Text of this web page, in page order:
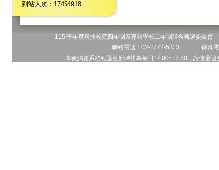
到站人次：17454918
115 學年度科技校院四年制及專科學校二年制聯合甄選委員
聯絡電話：02-2772-5333 傳真
本會網路系統維護更新時間為每日17:00~17:30，請儘量